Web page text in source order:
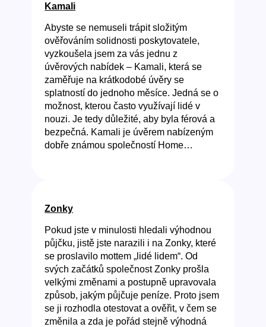
Kamali
Abyste se nemuseli trápit složitým
ověřováním solidnosti poskytovatele,
vyzkoušela jsem za vás jednu z
úvěrových nabídek – Kamali, která se
zaměřuje na krátkodobé úvěry se
splatností do jednoho měsíce. Jedná se o
možnost, kterou často využívají lidé v
nouzi. Je tedy důležité, aby byla férová a
bezpečná. Kamali je úvěrem nabízeným
dobře známou společností Home…
Zonky
Pokud jste v minulosti hledali výhodnou
půjčku, jistě jste narazili i na Zonky, které
se proslavilo mottem „lidé lidem“. Od
svých začátků společnost Zonky prošla
velkými změnami a postupně upravovala
způsob, jakým půjčuje peníze. Proto jsem
se ji rozhodla otestovat a ověřit, v čem se
změnila a zda je pořád stejně výhodná